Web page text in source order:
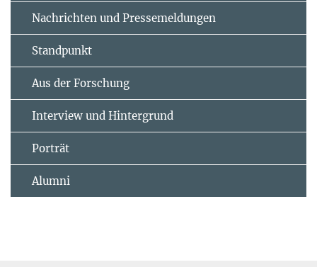
Nachrichten und Pressemeldungen
Standpunkt
Aus der Forschung
Interview und Hintergrund
Porträt
Alumni